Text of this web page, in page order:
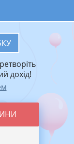
дохід!